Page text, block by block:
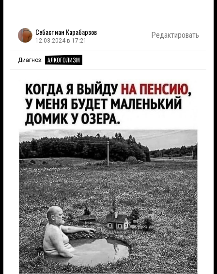
Себастиан Карабарзов
12.03.2024 в 17:21
Редактировать
Диагноз: АЛКОГОЛИЗМ